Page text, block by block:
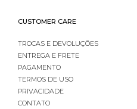
CUSTOMER CARE
TROCAS E DEVOLUÇÕES
ENTREGA E FRETE
PAGAMENTO
TERMOS DE USO
PRIVACIDADE
CONTATO